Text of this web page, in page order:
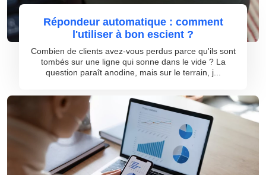
Répondeur automatique : comment
l'utiliser à bon escient ?
Combien de clients avez-vous perdus parce qu'ils sont
tombés sur une ligne qui sonne dans le vide ? La
question paraît anodine, mais sur le terrain, j...